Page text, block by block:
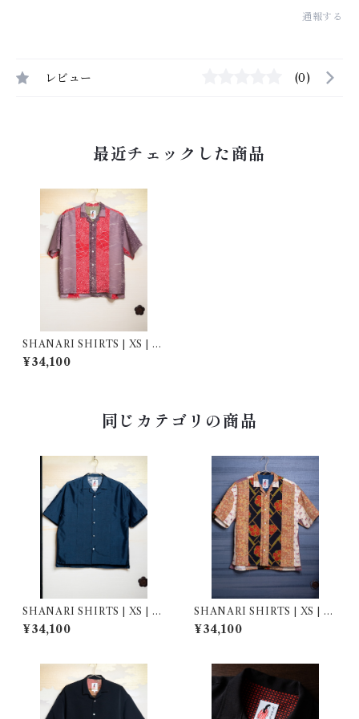
通報する
レビュー (0)
最近チェックした商品
SHANARI SHIRTS | XS | 2
63051
¥34,100
同じカテゴリの商品
SHANARI SHIRTS | XS | 2
64056
¥34,100
SHANARI SHIRTS | XS | 2
63058
¥34,100